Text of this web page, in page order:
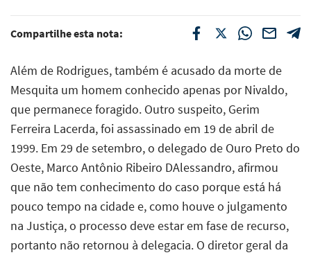
Compartilhe esta nota:
Além de Rodrigues, também é acusado da morte de
Mesquita um homem conhecido apenas por Nivaldo,
que permanece foragido. Outro suspeito, Gerim
Ferreira Lacerda, foi assassinado em 19 de abril de
1999. Em 29 de setembro, o delegado de Ouro Preto do
Oeste, Marco Antônio Ribeiro DAlessandro, afirmou
que não tem conhecimento do caso porque está há
pouco tempo na cidade e, como houve o julgamento
na Justiça, o processo deve estar em fase de recurso,
portanto não retornou à delegacia. O diretor geral da